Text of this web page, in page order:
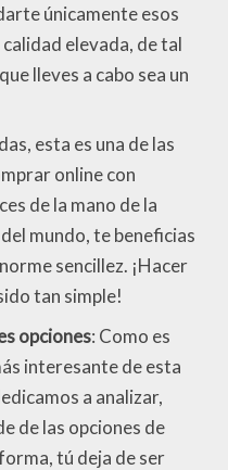
únicamente esos
elevada, de tal
lleves a cabo sea un
esta es una de las
online con
de la mano de la
mundo, te beneficias
sencillez. ¡Hacer
tan simple!
opciones: Como es
interesante de esta
a analizar,
de las opciones de
tú deja de ser